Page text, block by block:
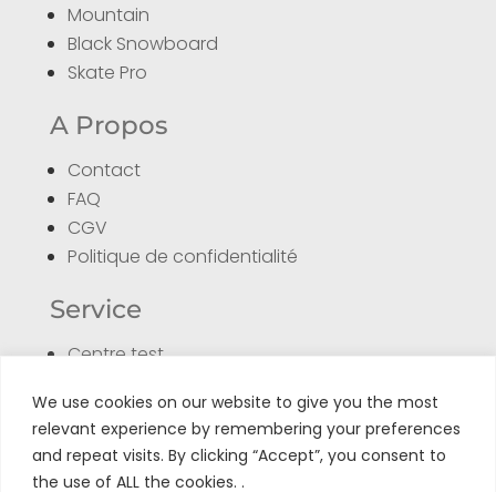
We use cookies on our website to give you the most
relevant experience by remembering your preferences
and repeat visits. By clicking “Accept”, you consent to
the use of ALL the cookies. .
Mountain
Black Snowboard
Skate Pro
A Propos
Contact
FAQ
CGV
Politique de confidentialité
Service
Centre test
Enregistrer son produit
Tuto